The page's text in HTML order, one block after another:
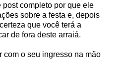
completo por que ele
sobre a festa e, depois
que você terá a
de fora deste arraiá.
com o seu ingresso na mão